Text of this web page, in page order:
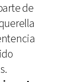
de